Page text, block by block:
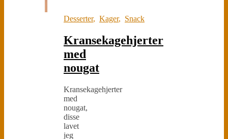
Desserter, Kager, Snack
Kransekagehjerter
med
nougat
Kransekagehjerter
med
nougat,
disse
lavet
jeg